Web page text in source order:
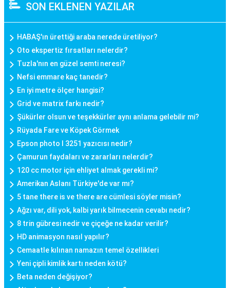
SON EKLENEN YAZILAR
HABAŞ'ın ürettiği araba nerede üretiliyor?
Oto ekspertiz fırsatları nelerdir?
Tuzla'nın en güzel semti neresi?
Nefsi emmare kaç tanedir?
En iyi metre ölçer hangisi?
Grid ve matrix farkı nedir?
Şükürler olsun ve teşekkürler aynı anlama gelebilir mi?
Rüyada Fare ve Köpek Görmek
Epson photo l 3251 yazıcısı nedir?
Çamurun faydaları ve zararları nelerdir?
120 cc motor için ehliyet almak gerekli mi?
Amerikan Aslanı Türkiye'de var mı?
5 tane there is ve there are cümlesi söyler misin?
Ağzı var, dili yok, kalbi yarık bilmecenin cevabı nedir?
8 trin gübresi nedir ve çiçeğe ne kadar verilir?
HD animasyon nasıl yapılır?
Cemaatle kılınan namazın temel özellikleri
Yeni çipli kimlik kartı neden kötü?
Beta neden değişiyor?